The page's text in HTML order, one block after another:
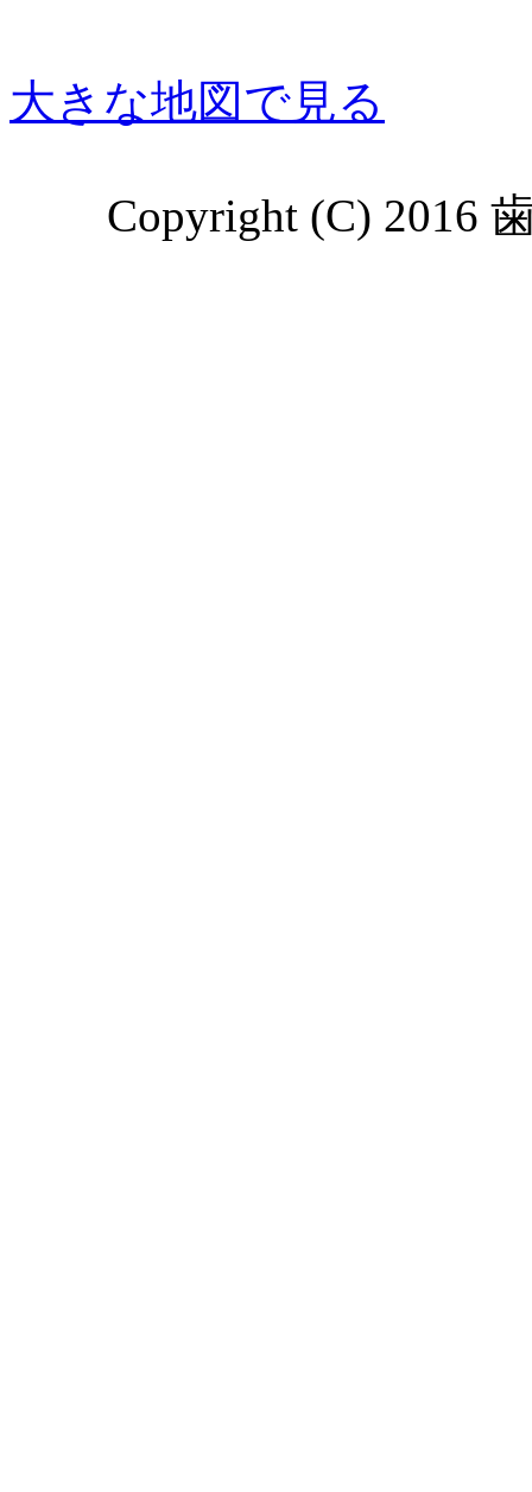
大きな地図で見る
Copyright (C) 2016